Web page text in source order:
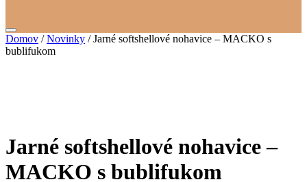
Domov /Novinky / Jarné softshellové nohavice – MACKO s
bublifukom
Jarné softshellové nohavice –
MACKO s bublifukom